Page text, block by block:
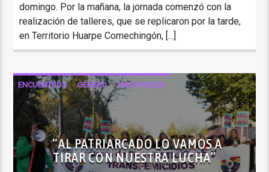
domingo. Por la mañana, la jornada comenzó con la
realización de talleres, que se replicaron por la tarde,
en Territorio Huarpe Comechingón, [...]
ENCUENTROS GÉNERO NACIONALES
“AL PATRIARCADO LO VAMOS A
TIRAR CON NUESTRA LUCHA”